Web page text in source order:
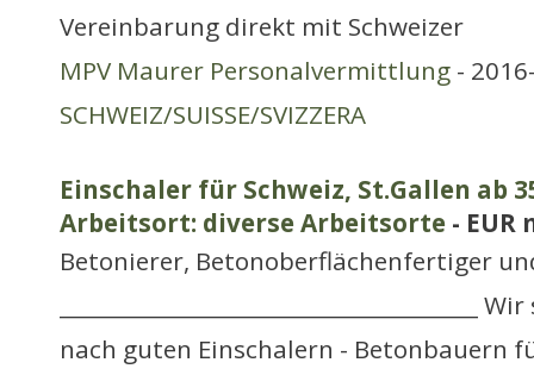
Vereinbarung direkt mit Schweizer
MPV Maurer Personalvermittlung -
SCHWEIZ/SUISSE/SVIZZERA
Einschaler für Schweiz, St.Gallen ab
Arbeitsort: diverse Arbeitsorte -
Betonierer, Betonoberflächenfertiger
nach guten Einschalern - Betonbauern